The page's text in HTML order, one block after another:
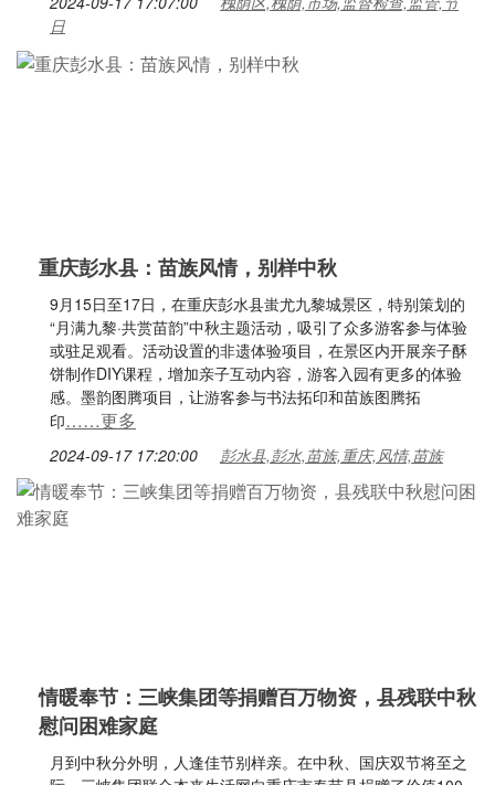
日
重庆彭水县：苗族风情，别样中秋
9月15日至17日，在重庆彭水县蚩尤九黎城景区，特别策划的
“月满九黎·共赏苗韵”中秋主题活动，吸引了众多游客参与体验
或驻足观看。活动设置的非遗体验项目，在景区内开展亲子酥
饼制作DIY课程，增加亲子互动内容，游客入园有更多的体验
感。墨韵图腾项目，让游客参与书法拓印和苗族图腾拓
印……更多
2024-09-17 17:20:00 彭水县,彭水,苗族,重庆,风情,苗族
情暖奉节：三峡集团等捐赠百万物资，县残联中秋
慰问困难家庭
月到中秋分外明，人逢佳节别样亲。在中秋、国庆双节将至之